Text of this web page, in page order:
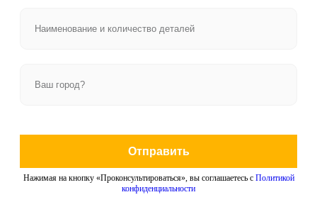
Отправить
Нажимая на кнопку «Проконсультироваться», вы соглашаетесь с Политикой
конфиденциальности